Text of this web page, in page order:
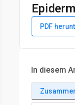
DOI:
Helena
PDF
In diesem